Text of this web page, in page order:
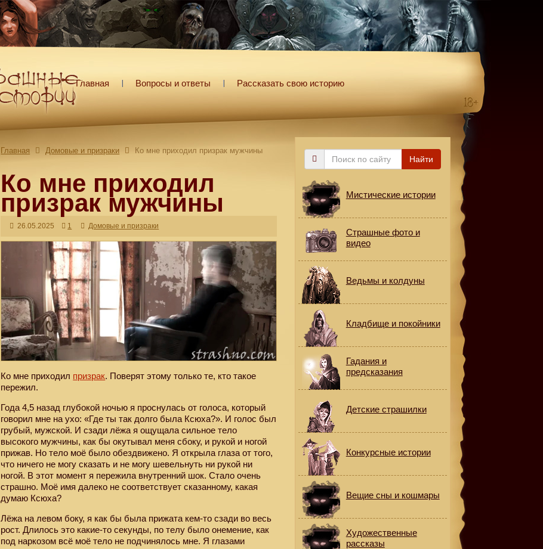
Главная Вопросы и ответы Рассказать свою историю
Главная Домовые и призраки Ко мне приходил призрак мужчины
Ко мне приходил
призрак мужчины
26.05.2025 1 Домовые и призраки
Ко мне приходил призрак. Поверят этому только те, кто такое
пережил.
Года 4,5 назад глубокой ночью я проснулась от голоса, который
говорил мне на ухо: «Где ты так долго была Ксюха?». И голос был
грубый, мужской. И сзади лёжа я ощущала сильное тело
высокого мужчины, как бы окутывал меня сбоку, и рукой и ногой
прижав. Но тело моё было обездвижено. Я открыла глаза от того,
что ничего не могу сказать и не могу шевельнуть ни рукой ни
ногой. В этот момент я пережила внутренний шок. Стало очень
страшно. Моё имя далеко не соответствует сказанному, какая
думаю Ксюха?
Лёжа на левом боку, я как бы была прижата кем-то сзади во весь
рост. Длилось это какие-то секунды, по телу было онемение, как
под наркозом всё моё тело не подчинялось мне. Я глазами
Поиск
Найти
Мистические истории
Страшные фото и
видео
Ведьмы и колдуны
Кладбище и покойники
Гадания и
предсказания
Детские страшилки
Конкурсные истории
Вещие сны и кошмары
Художественные
рассказы